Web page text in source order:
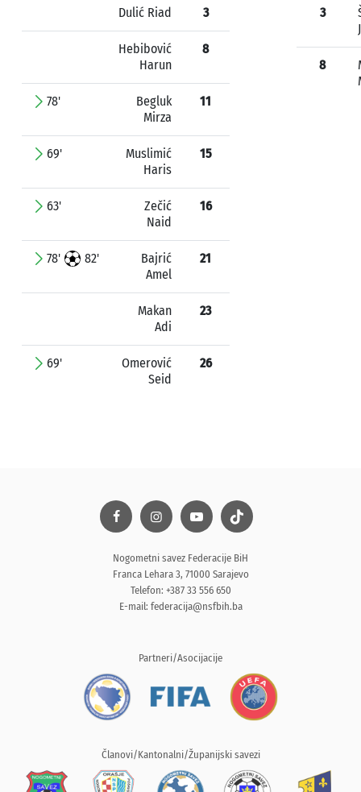
Dulić Riad 3
Hebibović
Harun
8
78'
Begluk
Mirza
11
69'
Muslimić
Haris
15
63'
Zečić
Naid
16
78' 82'
Bajrić
Amel
21
Makan
Adi
23
69'
Omerović
Seid
26
3
8
Nogometni savez Federacije BiH
Franca Lehara 3, 71000 Sarajevo
Telefon: +387 33 556 650
E-mail: federacija@nsfbih.ba
Partneri/Asocijacije
Članovi/Kantonalni/Županijski savezi